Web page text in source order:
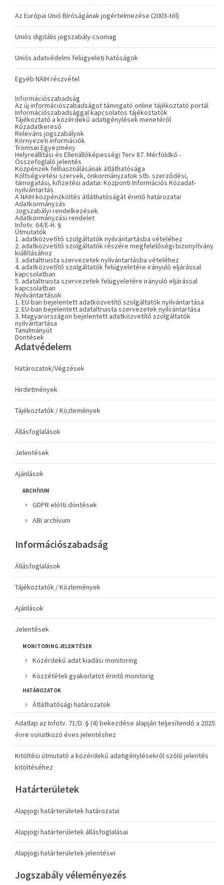
Az Európai Unió Bíróságának jogértelmezése (2003-tól)
Uniós digitális jogszabály-csomag
Uniós adatvédelmi felügyeleti hatóságok
Egyéb NAIH részvétel
Információszabadság
Az új információszabadságot támogató online tájékoztató portál
Információszabadsággal kapcsolatos tájékoztatók
Tájékoztató a közérdekű adatigénylések menetéről
Közadatkereső
Releváns jogszabályok
Környezeti információk
Tromsøi Egyezmény
Helyreállítási és Ellenállóképességi Terv 87. Mérföldkő -
Összefoglaló jelentés
Közpénzek felhasználásának átláthatósága
Költségvetési szervek, önkormányzatok stb. szerződési,
támogatási, kifizetési adatai: Központi Információs Közadat-
nyilvántartás
A NAIH közpénzköltés átláthatóságát érintő határozatai
Adatkormányzás
Jogszabályi rendelkezések
Adatkormányzási rendelet
Infotv. 64/E-H. §
Útmutatók
1. adatközvetítő szolgáltatók nyilvántartásba vételéhez
2. adatközvetítő szolgáltatók részére megfelelőségi bizonyítvány
kiállításához
3. adataltruista szervezetek nyilvántartásba vételéhez
4. adatközvetítő szolgáltatók felügyeletére irányuló eljárással
kapcsolatban
5. adataltruista szervezetek felügyeletére irányuló eljárással
kapcsolatban
Nyilvántartások
1. EU-ban bejelentett adatközvetítő szolgáltatók nyilvántartása
2. EU-ban bejelentett adataltruista szervezetek nyilvántartása
3. Magyarországon bejelentett adatközvetítő szolgáltatók
nyilvántartása
Tanulmányút
Döntések
Adatvédelem
Határozatok/Végzések
Hirdetmények
Tájékoztatók / Közlemények
Állásfoglalások
Jelentések
Ajánlások
ARCHÍVUM
GDPR előtti döntések
ABI archívum
Információszabadság
Állásfoglalások
Tájékoztatók / Közlemények
Ajánlások
Jelentések
MONITORING JELENTÉSEK
Közérdekű adat kiadási monitoring
Közzétételi gyakorlatot érintő monitorig
HATÁROZATOK
Átláthatósági határozatok
Adatlap az Infotv. 71/D. § (4) bekezdése alapján teljesítendő a 2025.
évre vonatkozó éves jelentéshez
Kitöltési útmutató a közérdekű adatigénylésekről szóló jelentés
kitöltéséhez
Határterületek
Alapjogi határterületek határozatai
Alapjogi határterületek állásfoglalásai
Alapjogi határterületek jelentései
Jogszabály véleményezés